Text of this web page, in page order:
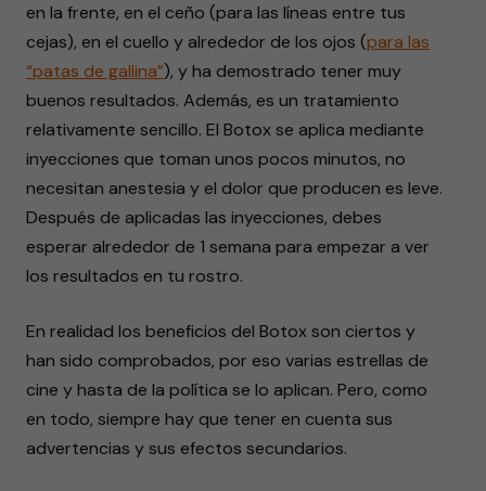
en la frente, en el ceño (para las líneas entre tus
cejas), en el cuello y alrededor de los ojos (para las
“patas de gallina”), y ha demostrado tener muy
buenos resultados. Además, es un tratamiento
relativamente sencillo. El Botox se aplica mediante
inyecciones que toman unos pocos minutos, no
necesitan anestesia y el dolor que producen es leve.
Después de aplicadas las inyecciones, debes
esperar alrededor de 1 semana para empezar a ver
los resultados en tu rostro.
En realidad los beneficios del Botox son ciertos y
han sido comprobados, por eso varias estrellas de
cine y hasta de la política se lo aplican. Pero, como
en todo, siempre hay que tener en cuenta sus
advertencias y sus efectos secundarios.